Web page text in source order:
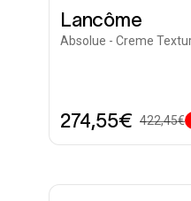
Lancôme
Absolue - Creme
274,55€ 422,45€